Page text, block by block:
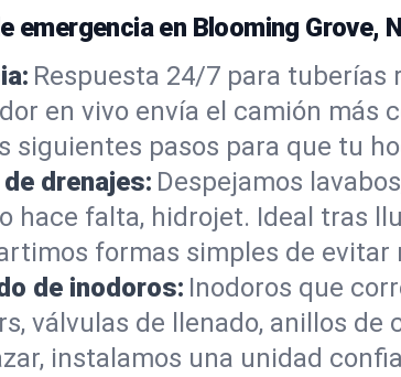
emergencia en Blooming Grove,
Respuesta 24/7 para
en vivo envía el camión más
siguientes pasos para que tu
drenajes: Despejamos
hace falta, hidrojet. Ideal tras
formas simples de evitar
de inodoros: Inodoros que
válvulas de llenado, anillos
instalamos una unidad